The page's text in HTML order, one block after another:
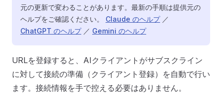
元の更新で変わることがあります。最新の手順は提供元の
ヘルプをご確認ください。 Claude のヘルプ／
ChatGPT のヘルプ／ Gemini のヘルプ
URLを登録すると、AIクライアントがサブスクライン
に対して接続の準備（クライアント登録）を自動で行い
ます。接続情報を手で控える必要はありません。